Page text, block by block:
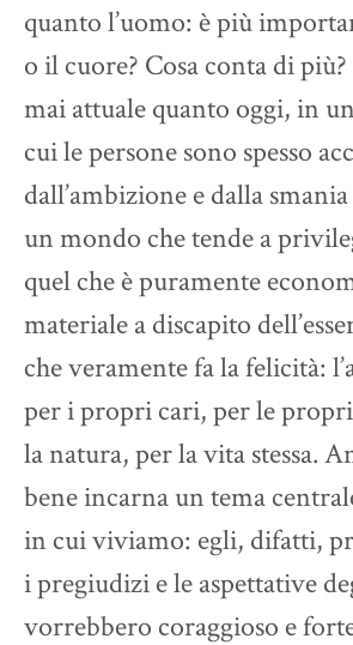
quanto l’uomo: è più
o il cuore? Cosa conta di
mai attuale quanto oggi, in
cui le persone sono spesso
dall’ambizione e dalla
un mondo che tende a
quel che è puramente
materiale a discapito
che veramente fa la felicità:
per i propri cari, per le
la natura, per la vita stessa.
bene incarna un tema
in cui viviamo: egli, difatti,
i pregiudizi e le aspettative
vorrebbero coraggioso e